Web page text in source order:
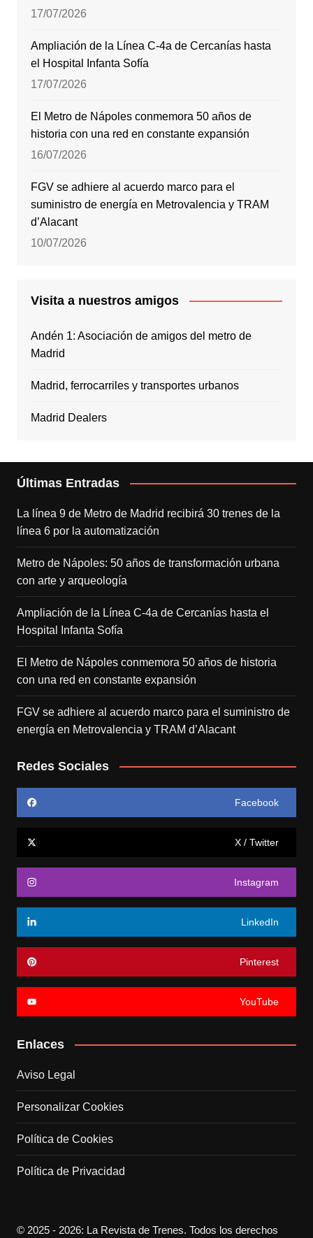
17/07/2026
Ampliación de la Línea C-4a de Cercanías hasta
el Hospital Infanta Sofía
17/07/2026
El Metro de Nápoles conmemora 50 años de
historia con una red en constante expansión
16/07/2026
FGV se adhiere al acuerdo marco para el
suministro de energía en Metrovalencia y TRAM
d’Alacant
10/07/2026
Visita a nuestros amigos
Andén 1: Asociación de amigos del metro de
Madrid
Madrid, ferrocarriles y transportes urbanos
Madrid Dealers
Últimas Entradas
La línea 9 de Metro de Madrid recibirá 30 trenes de la
línea 6 por la automatización
Metro de Nápoles: 50 años de transformación urbana
con arte y arqueología
Ampliación de la Línea C-4a de Cercanías hasta el
Hospital Infanta Sofía
El Metro de Nápoles conmemora 50 años de historia
con una red en constante expansión
FGV se adhiere al acuerdo marco para el suministro de
energía en Metrovalencia y TRAM d’Alacant
Redes Sociales
Facebook
X / Twitter
Instagram
LinkedIn
Pinterest
YouTube
Enlaces
Aviso Legal
Personalizar Cookies
Política de Cookies
Política de Privacidad
© 2025 - 2026: La Revista de Trenes. Todos los derechos